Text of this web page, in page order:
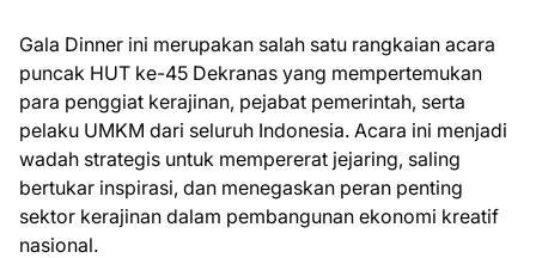
Gala Dinner ini merupakan salah satu rangkaian acara
puncak HUT ke-45 Dekranas yang mempertemukan
para penggiat kerajinan, pejabat pemerintah, serta
pelaku UMKM dari seluruh Indonesia. Acara ini menjadi
wadah strategis untuk mempererat jejaring, saling
bertukar inspirasi, dan menegaskan peran penting
sektor kerajinan dalam pembangunan ekonomi kreatif
nasional.